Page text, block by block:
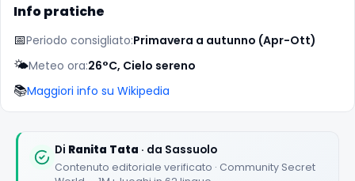
Info pratiche
📅Periodo consigliato:Primavera a autunno (Apr-Ott)
🌤️Meteo ora:26°C, Cielo sereno
📚Maggiori info su Wikipedia
Di Ranita Tata · da Sassuolo
Contenuto editoriale verificato · Community Secret
★★★★★